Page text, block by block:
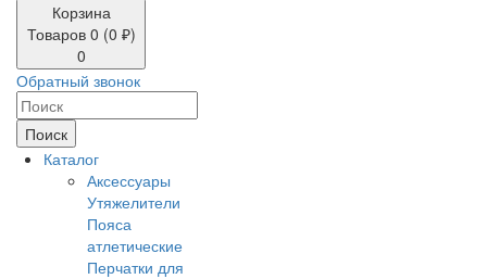
Корзина
Товаров 0 (0 ₽)
0
Обратный звонок
Поиск
Каталог
Аксессуары
Утяжелители
Пояса
атлетические
Перчатки для